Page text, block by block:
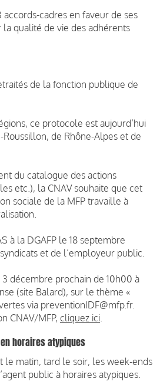
cadres en faveur de ses
qualité de vie des adhérents
de la fonction publique de
ce protocole est aujourd’hui
de Rhône-Alpes et de
du catalogue des actions
etc.), la CNAV souhaite que cet
sociale de la MFP travaille à
à la DGAFP le 18 septembre
et de l’employeur public.
décembre prochain de 10h00 à
(site Balard), sur le thème «
via preventionIDF@mfp.fr.
CNAV/MFP, cliquez ici
horaires atypiques
le matin, tard le soir, les week-ends
public à horaires atypiques.